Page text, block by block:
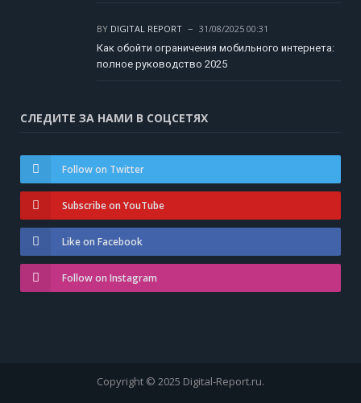
BY DIGITAL REPORT
31/08/2025 00:31
Как обойти ограничения мобильного интернета:
полное руководство 2025
СЛЕДИТЕ ЗА НАМИ В СОЦСЕТЯХ
Follow on Twitter
Subscribe on YouTube
Like on Facebook
Follow on Instagram
Copyright © 2025 Digital-Report.ru.